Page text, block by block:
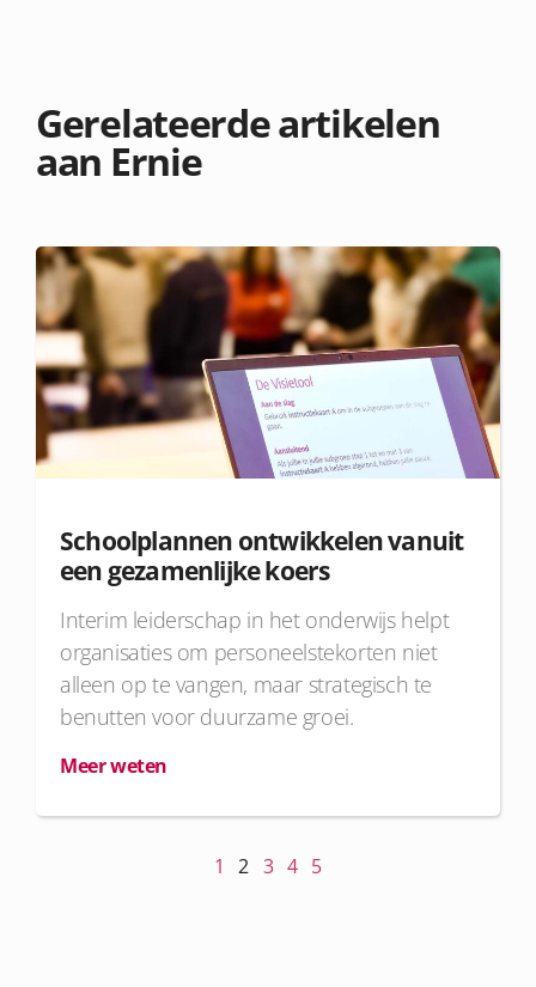
Gerelateerde artikelen
aan Ernie
Schoolplannen ontwikkelen vanuit
een gezamenlijke koers
Interim leiderschap in het onderwijs helpt
organisaties om personeelstekorten niet
alleen op te vangen, maar strategisch te
benutten voor duurzame groei.
Meer weten
1 2 3 4 5